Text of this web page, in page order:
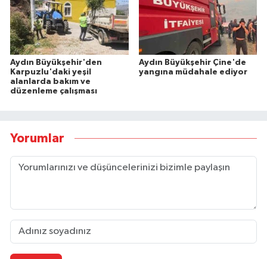
Aydın Büyükşehir'den
Karpuzlu'daki yeşil
alanlarda bakım ve
düzenleme çalışması
Aydın Büyükşehir Çine'de
yangına müdahale ediyor
Yorumlar